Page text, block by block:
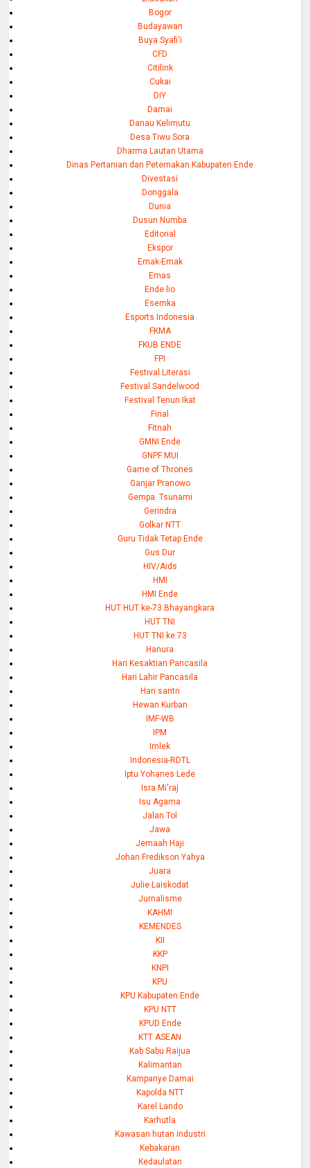
Bogor
Budayawan
Buya Syafi'i
CFD
Citilink
Cukai
DIY
Damai
Danau Kelimutu
Desa Tiwu Sora
Dharma Lautan Utama
Dinas Pertanian dan Peternakan Kabupaten Ende
Divestasi
Donggala
Dunia
Dusun Numba
Editorial
Ekspor
Emak-Emak
Emas
Ende lio
Esemka
Esports Indonesia
FKMA
FKUB ENDE
FPI
Festival Literasi
Festival Sandelwood
Festival Tenun Ikat
Final
Fitnah
GMNI Ende
GNPF MUI
Game of Thrones
Ganjar Pranowo
Gempa. Tsunami
Gerindra
Golkar NTT
Guru Tidak Tetap Ende
Gus Dur
HIV/Aids
HMI
HMI Ende
HUT HUT ke-73 Bhayangkara
HUT TNI
HUT TNI ke 73
Hanura
Hari Kesaktian Pancasila
Hari Lahir Pancasila
Hari santri
Hewan Kurban
IMF-WB
IPM
Imlek
Indonesia-RDTL
Iptu Yohanes Lede
Isra Mi'raj
Isu Agama
Jalan Tol
Jawa
Jemaah Haji
Johan Fredikson Yahya
Juara
Julie Laiskodat
Jurnalisme
KAHMI
KEMENDES
KII
KKP
KNPI
KPU
KPU Kabupaten Ende
KPU NTT
KPUD Ende
KTT ASEAN
Kab Sabu Raijua
Kalimantan
Kampanye Damai
Kapolda NTT
Karel Lando
Karhutla
Kawasan hutan industri
Kebakaran
Kedaulatan